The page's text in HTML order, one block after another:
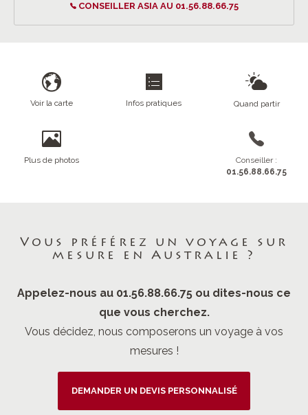
CONSEILLER ASIA AU 01.56.88.66.75
Voir la carte Infos pratiques Quand partir
Plus de photos
Conseiller :
01.56.88.66.75
Vous préférez un voyage sur
mesure en Australie ?
Appelez-nous au 01.56.88.66.75 ou dites-nous ce
que vous cherchez.
Vous décidez, nous composerons un voyage à vos
mesures !
DEMANDER UN DEVIS PERSONNALISÉ